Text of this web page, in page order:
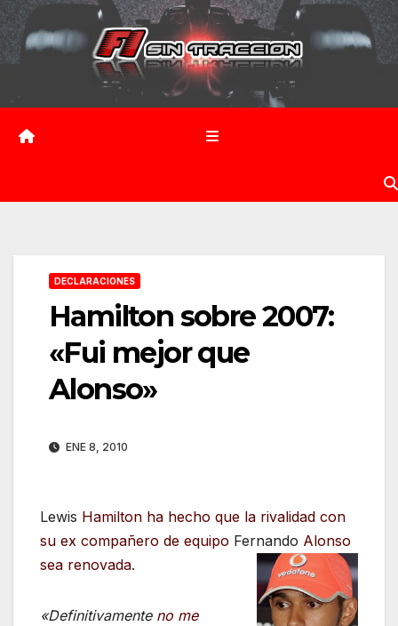
Saltar
contenido
DECLARACIONES
Hamilton sobre 2007:
«Fui mejor que
Alonso»
ENE 8, 2010
Lewis Hamilton ha hecho que la rivalidad con
su ex compañero de equipo Fernando Alonso
sea renovada.
«Definitivamente no me